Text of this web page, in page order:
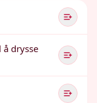
drysse